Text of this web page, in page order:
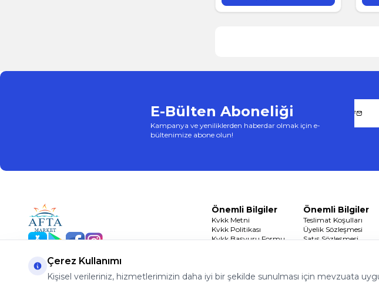
E-Bülten Aboneliği
Kampanya ve yeniliklerden haberdar olmak için e-
bültenimize abone olun!
Önemli Bilgiler
Kvkk Metni
Kvkk Politikası
Kvkk Başvuru Formu
Önemli Bilgiler
Teslimat Koşulları
Üyelik Sözleşmesi
Satış Sözleşmesi
Çerez Kullanımı
Kişisel verileriniz, hizmetlerimizin daha iyi bir şekilde sunulması için mevzuata